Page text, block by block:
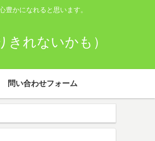
かになれると思います。
れないかも）
問い合わせフォーム